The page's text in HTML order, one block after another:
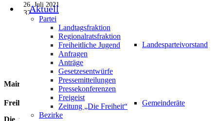
Landesparteivorstand
Gemeinderäte
Aktuell
Partei
Landtagsfraktion
Regionalratsfraktion
Freiheitliche Jugend
Anfragen
Anträge
Gesetzesentwürfe
Pressemitteilungen
Pressekonferenzen
Freigeist
Zeitung „Die Freiheit“
Bezirke
26. Juli 2021
32
Mair: „Aufwertung des Bevölkerungsschutzes“
Freiheitlicher Tagesordnungsantrag zum Nachtragshaushalt
Die freiheitliche Landtagsabgeordnete Ulli Mair hat zum